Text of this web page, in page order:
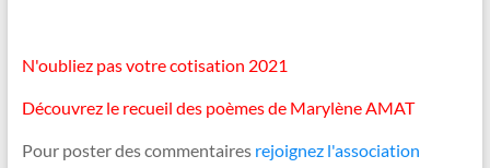
N'oubliez pas votre cotisation 2021
Découvrez le recueil des poèmes de Marylène AMAT
Pour poster des commentaires rejoignez l'association